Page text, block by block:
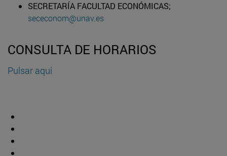
SECRETARÍA FACULTAD ECONÓMICAS;
sececonom@unav.es
CONSULTA DE HORARIOS
Pulsar aqui